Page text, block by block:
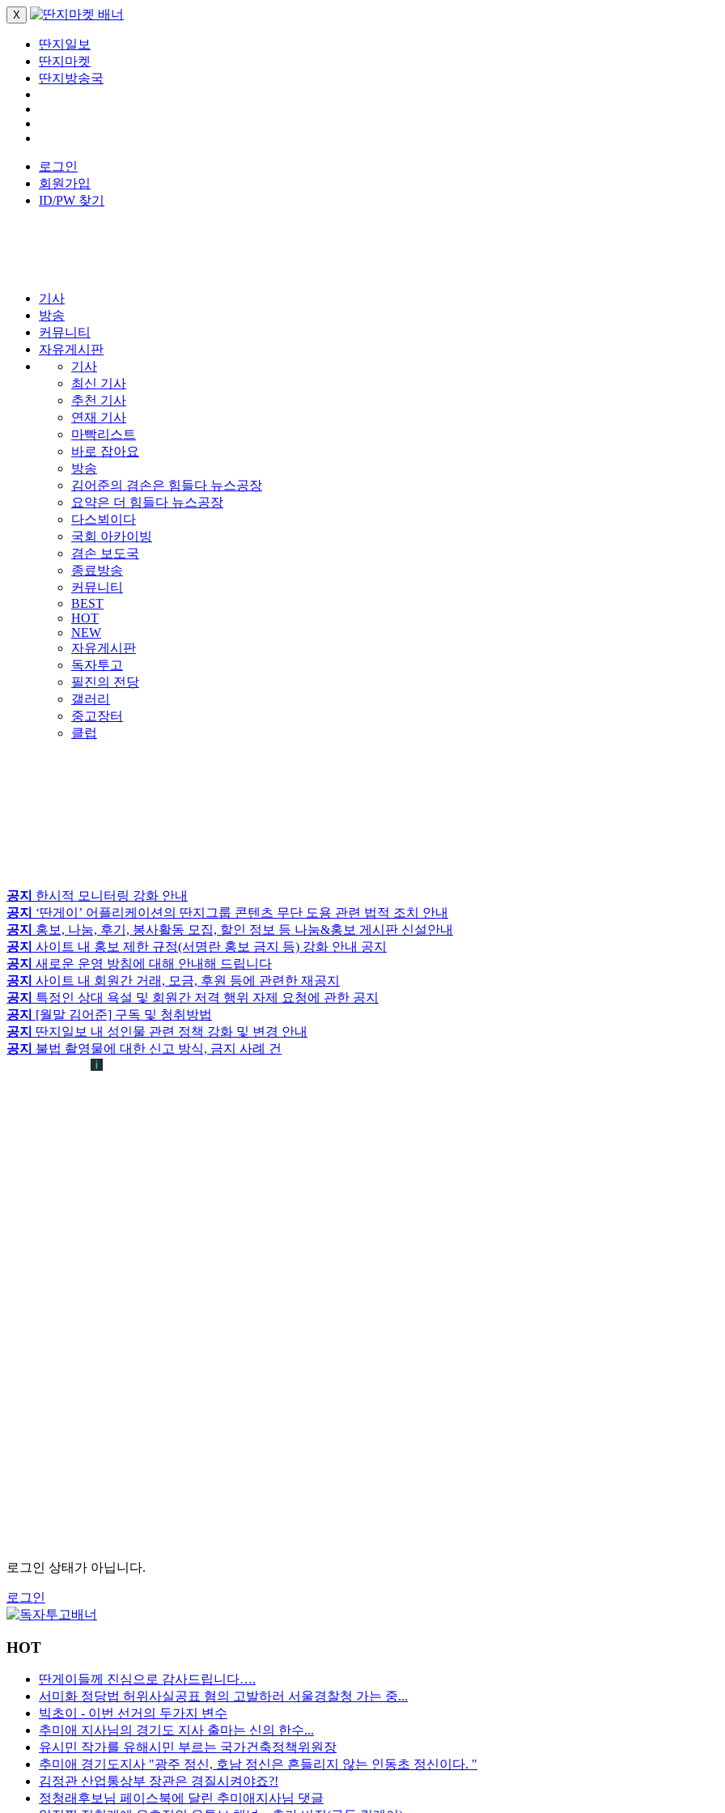
X
딴지일보
딴지마켓
딴지방송국
로그인
회원가입
ID/PW 찾기
기사
방송
커뮤니티
자유게시판
기사
최신 기사
추천 기사
연재 기사
마빡리스트
바로 잡아요
방송
김어준의 겸손은 힘들다 뉴스공장
요약은 더 힘들다 뉴스공장
다스뵈이다
국회 아카이빙
겸손 보도국
종료방송
커뮤니티
BEST
HOT
NEW
자유게시판
독자투고
필진의 전당
갤러리
중고장터
클럽
공지 한시적 모니터링 강화 안내
공지 ‘딴게이’ 어플리케이션의 딴지그룹 콘텐츠 무단 도용 관련 법적 조치 안내
공지 홍보, 나눔, 후기, 봉사활동 모집, 할인 정보 등 나눔&홍보 게시판 신설안내
공지 사이트 내 홍보 제한 규정(서명란 홍보 금지 등) 강화 안내 공지
공지 새로운 운영 방침에 대해 안내해 드립니다
공지 사이트 내 회원간 거래, 모금, 후원 등에 관련한 재공지
공지 특정인 상대 욕설 및 회원간 저격 행위 자제 요청에 관한 공지
공지 [월말 김어준] 구독 및 청취방법
공지 딴지일보 내 성인물 관련 정책 강화 및 변경 안내
공지 불법 촬영물에 대한 신고 방식, 금지 사례 건
로그인 상태가 아닙니다.
로그인
HOT
딴게이들께 진심으로 감사드립니다….
서미화 정당법 허위사실공표 혐의 고발하러 서울경찰청 가는 중...
빅초이 - 이번 선거의 두가지 변수
추미애 지사님의 경기도 지사 출마는 신의 한수...
유시민 작가를 유해시민 부르는 국가건축정책위원장
추미애 경기도지사 "광주 정신, 호남 정신은 흔들리지 않는 인동초 정신이다. "
김정관 산업통상부 장관은 경질시켜야죠?!
정청래후보님 페이스북에 달린 추미애지사님 댓글